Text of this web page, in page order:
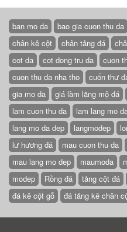
ban mo da bao gia cuon thu da
chân kê cột
chân tảng đá
cot da
cot dong tru da cuon
cuon thu da nha tho
cuốn thư
gia mo da
giá làm lăng mộ đá
lam cuon thu da
lam lang mo
lang mo da dep
langmodep
lư hương đá
mau cuon thu da
mau lang mo dep
maumoda
modep
Rồng đá tảng cột đá
đá kê cột gỗ
đá tảng kê chân